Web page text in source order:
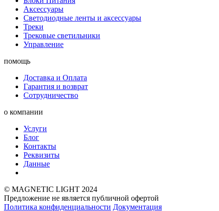
Аксессуары
Светодиодные ленты и аксессуары
Треки
Трековые светильники
Управление
помощь
Доставка и Оплата
Гарантия и возврат
Сотрудничество
о компании
Услуги
Блог
Контакты
Реквизиты
Данные
© MAGNETIC LIGHT 2024
Предложение не является публичной офертой
Политика конфиденциальности Документация